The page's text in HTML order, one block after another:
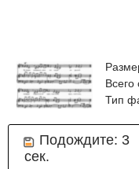
Всего
Тип
Подождите: 3
сек.